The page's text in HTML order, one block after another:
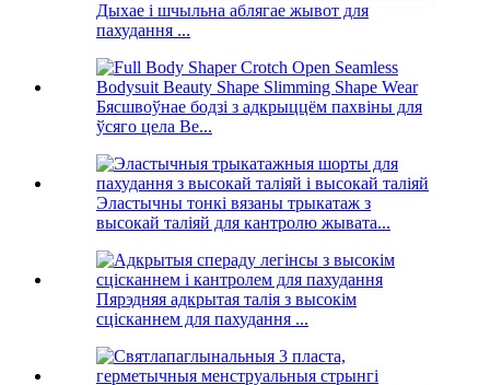
Дыхае і шчыльна аблягае жывот для
пахудання ...
Бясшвоўнае бодзі з адкрыццём пахвіны для
ўсяго цела Be...
Эластычны тонкі вязаны трыкатаж з
высокай таліяй для кантролю жывата...
Пярэдняя адкрытая талія з высокім
сцісканнем для пахудання ...